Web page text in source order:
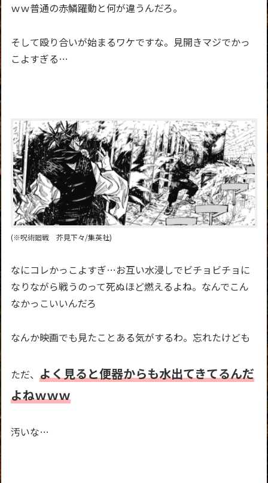
ｗｗ普通の赤鱗躍動と何が違うんだろ。
そして殴り合いが始まるワケですな。見開きマジでかっ
こよすぎる…
(※呪術廻戦 芥見下々/集英社)
なにコレかっこよすぎ…お互い水浸しでビチョビチョに
なりながら戦うのって死ぬほど燃えるよね。なんでこん
なかっこいいんだろ
なんか映画でも見たことある気がするわ。忘れたけども
ただ、よく見ると便器からも水出てきてるんだ
よねｗｗｗ
汚いな…